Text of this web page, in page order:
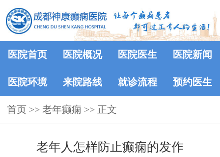
医院首页 医院概况 医院医生 医院新闻
医院环境 来院路线 就诊流程 预约医生
首页 >> 老年癫痫 >> 正文
老年人怎样防止癫痫的发作